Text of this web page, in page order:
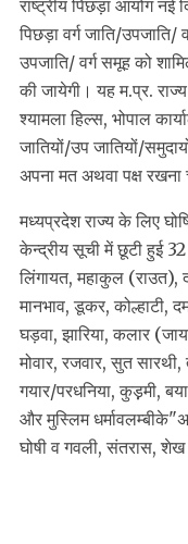
राष्ट्रीय पिछड़ा आयोग नई
पिछड़ा वर्ग जाति/
उपजाति/ वर्ग समूह को
की जायेगी। यह म.प्र.
श्यामला हिल्स, भोपाल
जातियों/उप जातियों/
अपना मत अथवा पक्ष
मध्यप्रदेश राज्य के लिए
केन्द्रीय सूची में छूटी हुई
लिंगायत, महाकुल (राउत),
मानभाव, डूकर, कोल्हाटी,
घड़वा, झारिया, कलार
मोवार, रजवार, सुत
गयार/परधनिया, कुड़़मी,
और मुस्लिम
घोषी व गवली, संतरास,